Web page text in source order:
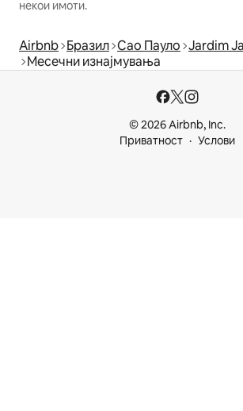
некои имоти.
Airbnb Бразил Сао Пауло Jardim
Месечни изнајмувања
© 2026 Airbnb, Inc.
Приватност
Услови